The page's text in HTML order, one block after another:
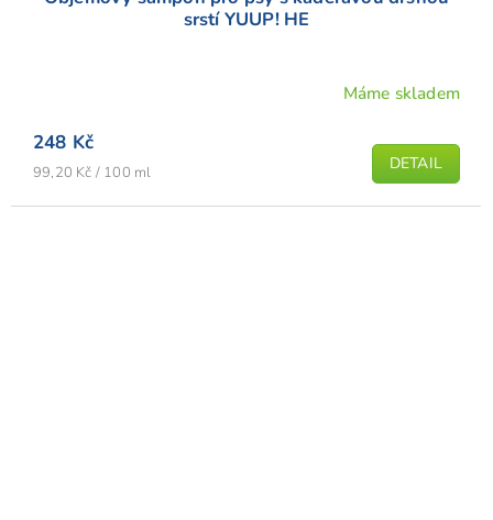
srstí YUUP! HE
Máme skladem
248 Kč
Měrná
99,20 Kč / 100 ml DETAIL